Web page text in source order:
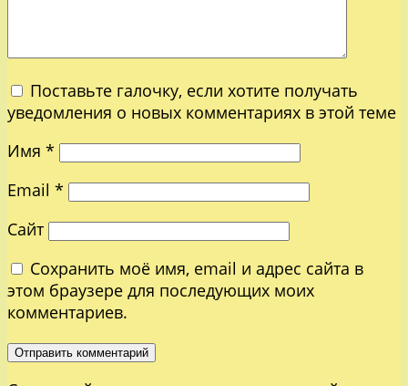
Поставьте галочку, если хотите получать
уведомления о новых комментариях в этой теме
Имя *
Email *
Сайт
Сохранить моё имя, email и адрес сайта в
этом браузере для последующих моих
комментариев.